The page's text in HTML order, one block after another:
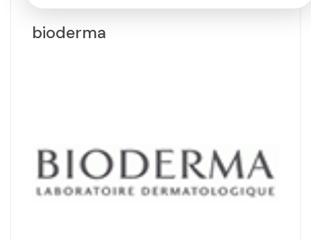
bioderma